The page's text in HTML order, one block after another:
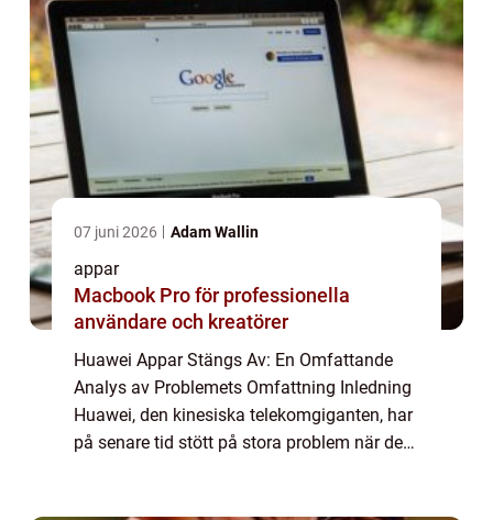
07 juni 2026 Adam Wallin
appar
Macbook Pro för professionella
användare och kreatörer
Huawei Appar Stängs Av: En Omfattande
Analys av Problemets Omfattning Inledning
Huawei, den kinesiska telekomgiganten, har
på senare tid stött på stora problem när det